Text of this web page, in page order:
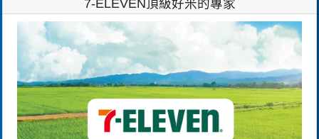
7-ELEVEN頂級好米的專家